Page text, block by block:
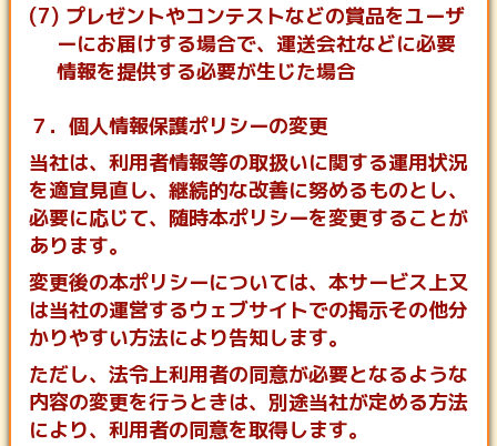
(7) プレゼントやコンテストなどの賞品をユーザ
ーにお届けする場合で、運送会社などに必要
情報を提供する必要が生じた場合
７．個人情報保護ポリシーの変更
当社は、利用者情報等の取扱いに関する運用状況
を適宜見直し、継続的な改善に努めるものとし、
必要に応じて、随時本ポリシーを変更することが
あります。
変更後の本ポリシーについては、本サービス上又
は当社の運営するウェブサイトでの掲示その他分
かりやすい方法により告知します。
ただし、法令上利用者の同意が必要となるような
内容の変更を行うときは、別途当社が定める方法
により、利用者の同意を取得します。